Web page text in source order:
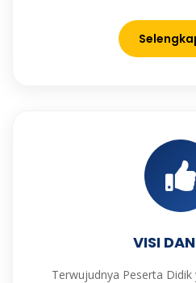
VISI
Terwujudnya Peserta